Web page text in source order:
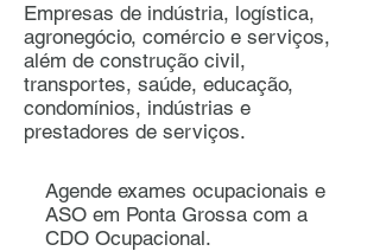
Empresas de indústria, logística,
agronegócio, comércio e serviços,
além de construção civil,
transportes, saúde, educação,
condomínios, indústrias e
prestadores de serviços.
Agende exames ocupacionais e
ASO em Ponta Grossa com a
CDO Ocupacional.